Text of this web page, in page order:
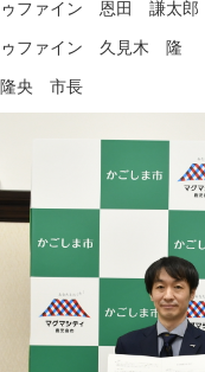
ゥファイン 恩田 謙太
ァイン 久見木 隆
央 市長